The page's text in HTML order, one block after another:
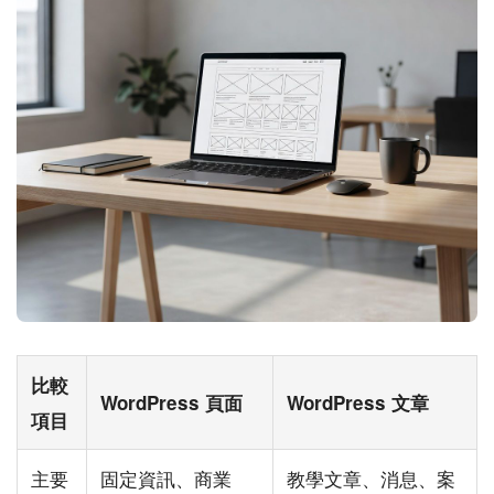
比較
項目
WordPress 頁面 WordPress 文章
主要
固定資訊、商業
教學文章、消息、案